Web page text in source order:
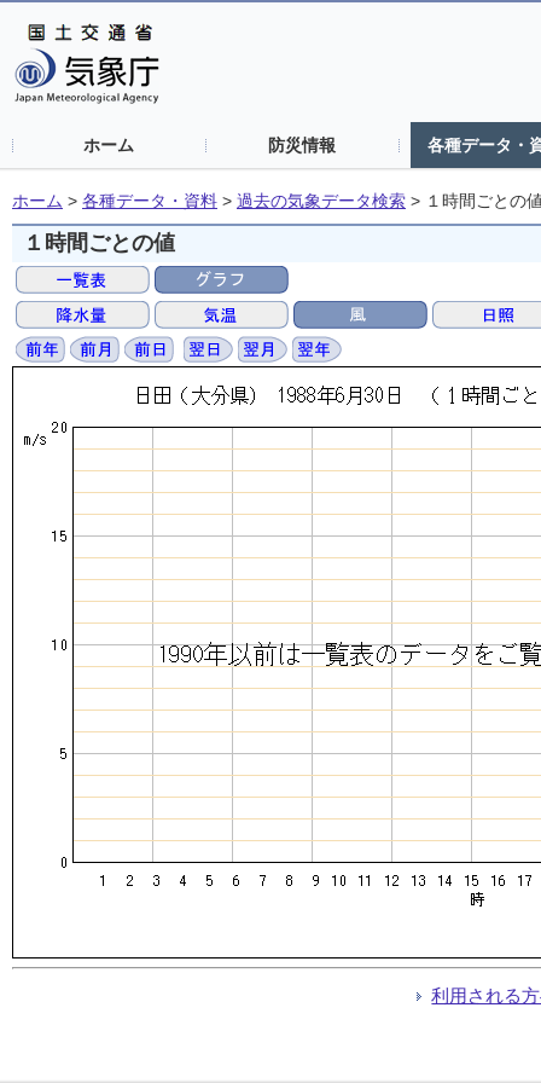
ホーム 防災情報 各種データ・
ホーム > 各種データ・資料 > 過去の気象データ検索 > １時間ごとの
１時間ごとの値
利用される